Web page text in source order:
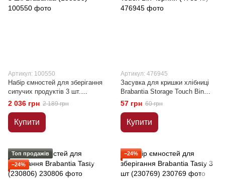
Артикул: 100550
Набір ємностей для зберігання
сипучих продуктів 3 шт.
Brabantia (100550)
2 036 грн 2 189 грн
Купити
Артикул: 476945
Засувка для кришки хлібниці
Brabantia Storage Touch Bin
чорний (476945)
57 грн 60 грн
Купити
Топ продажів
−24%
−24%